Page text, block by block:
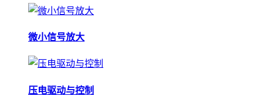
微小信号放大
压电驱动与控制